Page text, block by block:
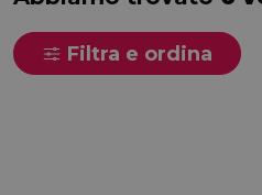
Filtra e ordina